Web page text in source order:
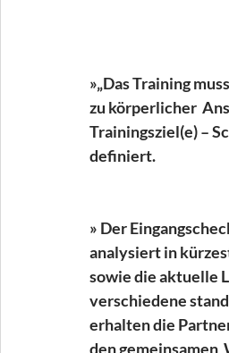
»„Das Training
zu körperlicher
Trainingsziel(e) –
definiert.
» Der
analysiert in
sowie die aktuelle
verschiedene
erhalten die
den gemeinsamen